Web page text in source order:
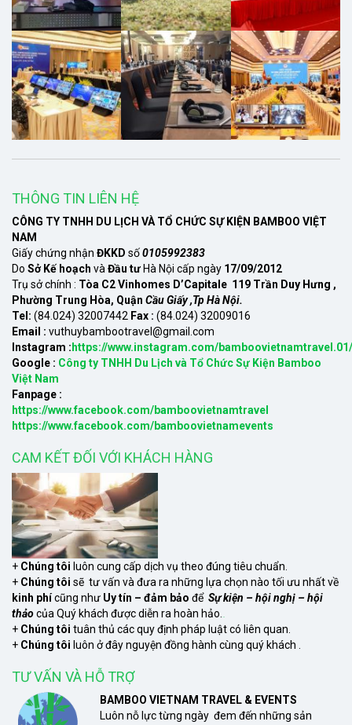
THÔNG TIN LIÊN HỆ
CÔNG TY TNHH DU LỊCH VÀ TỔ CHỨC SỰ KIỆN BAMBOO VIỆT
NAM
Giấy chứng nhận ĐKKD số0105992383
Do Sở Kế hoạch và Đầu tư Hà Nội cấp ngày 17/09/2012
Trụ sở chính : Tòa C2 Vinhomes D’Capitale 119 Trần Duy Hưng ,
Phường Trung Hòa, Quận Cầu Giấy ,Tp Hà Nội.
Tel: (84.024) 32007442 Fax : (84.024) 32009016
Email : vuthuybambootravel@gmail.com
Instagram : https://www.instagram.com/bamboovietnamtravel.01/
Google : Công ty TNHH Du Lịch và Tổ Chức Sự Kiện Bamboo
Việt Nam
Fanpage :
https://www.facebook.com/bamboovietnamtravel
https://www.facebook.com/bamboovietnamevents
CAM KẾT ĐỐI VỚI KHÁCH HÀNG
+ Chúng tôi luôn cung cấp dịch vụ theo đúng tiêu chuẩn.
+ Chúng tôi sẽ tư vấn và đưa ra những lựa chọn nào tối ưu nhất về
kinh phícũng như Uy tín – đảm bảo để Sự kiện – hội nghị – hội
thảocủa Quý khách được diễn ra hoàn hảo.
+ Chúng tôi tuân thủ các quy định pháp luật có liên quan.
+ Chúng tôi luôn ở đây nguyện đồng hành cùng quý khách .
TƯ VẤN VÀ HỖ TRỢ
BAMBOO VIETNAM TRAVEL & EVENTS
Luôn nỗ lực từng ngày đem đến những sản